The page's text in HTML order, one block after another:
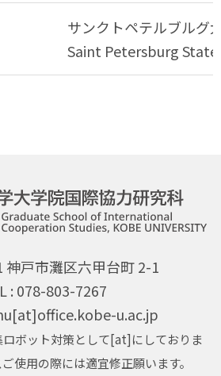
サンクトペテルブルグ
Saint Petersburg
神戸市灘区六甲台町 2-1
: 078-803-7267
u.ac.jp
ボット対策として[at]にしておりま
使用の際には適宜修正願います。